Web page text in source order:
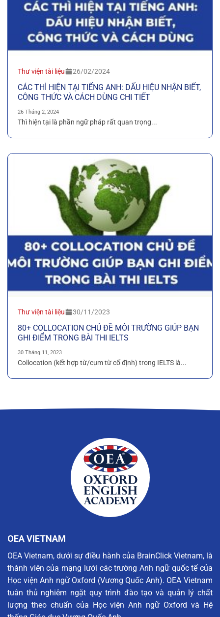
Thư viện tài liệu 26/02/2024
CÁC THÌ HIỆN TẠI TIẾNG ANH: DẤU HIỆU NHẬN BIẾT,
CÔNG THỨC VÀ CÁCH DÙNG CHI TIẾT
26 Tháng 2, 2024
Thì hiện tại là phần ngữ pháp rất quan trọng...
Thư viện tài liệu 30/11/2023
80+ COLLOCATION CHỦ ĐỀ MÔI TRƯỜNG GIÚP BẠN
GHI ĐIỂM TRONG BÀI THI IELTS
30 Tháng 11, 2023
Collocation (kết hợp từ/cụm từ cố định) trong IELTS là...
OEA VIETNAM
OEA Vietnam, dưới sự điều hành của BrainClick Vietnam, là
thành viên của mạng lưới các trường Anh ngữ quốc tế của
Học viện Anh ngữ Oxford (Vương Quốc Anh). OEA Vietnam
tuân thủ nghiêm ngặt quy trình đào tạo và quản lý chất
lượng theo chuẩn của Học viện Anh ngữ Oxford và Hệ